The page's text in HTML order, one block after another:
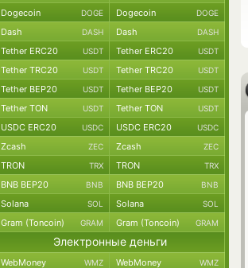
Dogecoin DOGE Dogecoin DOGE
Dash DASH Dash DASH
Tether ERC20 USDT Tether ERC20 USDT
Tether TRC20 USDT Tether TRC20 USDT
Tether BEP20 USDT Tether BEP20 USDT
Tether TON USDT Tether TON USDT
USDC ERC20 USDC USDC ERC20 USDC
Zcash ZEC Zcash ZEC
TRON TRX TRON TRX
BNB BEP20 BNB BNB BEP20 BNB
Solana SOL Solana SOL
Gram (Toncoin) GRAM Gram (Toncoin) GRAM
Электронные деньги
WebMoney WMZ WebMoney WMZ